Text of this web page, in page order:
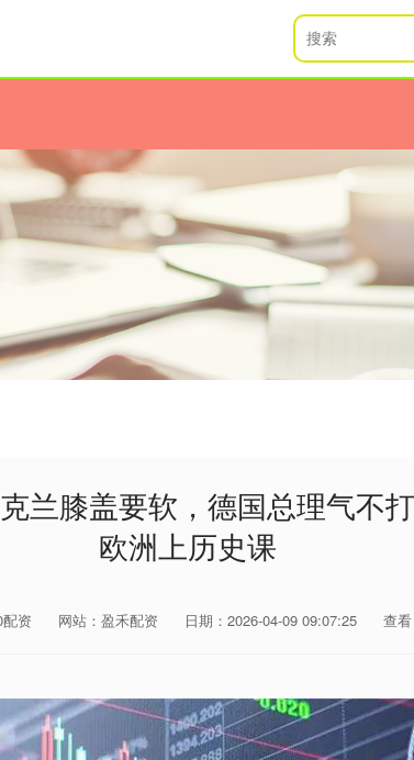
兰膝盖要软，德国总理气不
欧洲上历史课
资 网站：盈禾配资 日期：2026-04-09 09:07:25 查